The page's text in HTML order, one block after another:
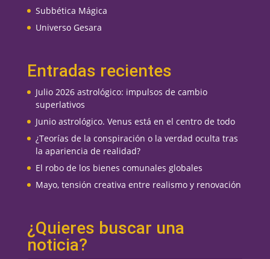
Subbética Mágica
Universo Gesara
Entradas recientes
Julio 2026 astrológico: impulsos de cambio
superlativos
Junio astrológico. Venus está en el centro de todo
¿Teorías de la conspiración o la verdad oculta tras
la apariencia de realidad?
El robo de los bienes comunales globales
Mayo, tensión creativa entre realismo y renovación
¿Quieres buscar una
noticia?